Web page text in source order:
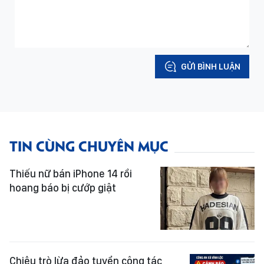
GỬI BÌNH LUẬN
TIN CÙNG CHUYÊN MỤC
Thiếu nữ bán iPhone 14 rồi
hoang báo bị cướp giật
Chiêu trò lừa đảo tuyển cộng tác